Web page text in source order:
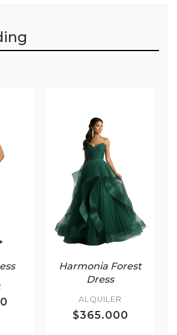
Harmonia Forest
Dress
ALQUILER
$365.000